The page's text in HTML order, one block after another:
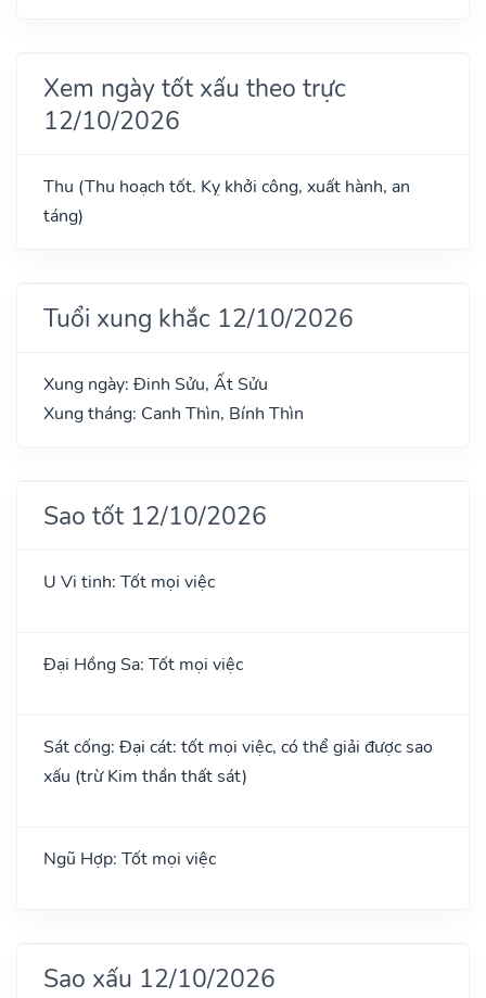
Xem ngày tốt xấu theo trực
12/10/2026
Thu (Thu hoạch tốt. Kỵ khởi công, xuất hành, an
táng)
Tuổi xung khắc 12/10/2026
Xung ngày: Đinh Sửu, Ất Sửu
Xung tháng: Canh Thìn, Bính Thìn
Sao tốt 12/10/2026
U Vi tinh: Tốt mọi việc
Đại Hồng Sa: Tốt mọi việc
Sát cống: Đại cát: tốt mọi việc, có thể giải được sao
xấu (trừ Kim thần thất sát)
Ngũ Hợp: Tốt mọi việc
Sao xấu 12/10/2026